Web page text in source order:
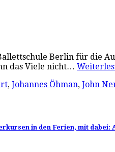
Berlin für die
das Viele nicht…
, Johannes Öhman, John
in den Ferien, mit